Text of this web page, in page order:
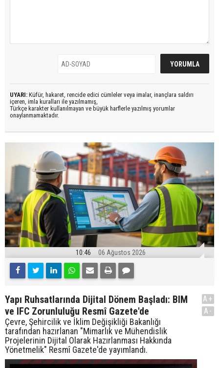
UYARI: Küfür, hakaret, rencide edici cümleler veya imalar, inançlara saldırı
içeren, imla kuralları ile yazılmamış,
Türkçe karakter kullanılmayan ve büyük harflerle yazılmış yorumlar
onaylanmamaktadır.
10:46 06 Ağustos 2026
Yapı Ruhsatlarında Dijital Dönem Başladı: BIM
ve IFC Zorunluluğu Resmî Gazete'de
Çevre, Şehircilik ve İklim Değişikliği Bakanlığı
tarafından hazırlanan "Mimarlık ve Mühendislik
Projelerinin Dijital Olarak Hazırlanması Hakkında
Yönetmelik" Resmî Gazete'de yayımlandı.
A+
A-